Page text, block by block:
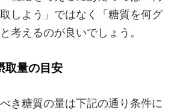
しよう」ではなく「糖質を何グ
考えるのが良いでしょう。
取量の目安
き糖質の量は下記の通り条件に